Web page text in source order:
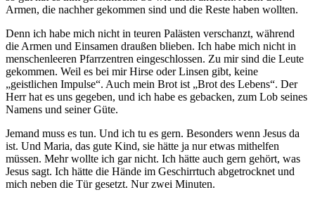
Armen, die nachher gekommen sind und die Reste haben wollten.
Denn ich habe mich nicht in teuren Palästen verschanzt, während
die Armen und Einsamen draußen blieben. Ich habe mich nicht in
menschenleeren Pfarrzentren eingeschlossen. Zu mir sind die Leute
gekommen. Weil es bei mir Hirse oder Linsen gibt, keine
„geistlichen Impulse“. Auch mein Brot ist „Brot des Lebens“. Der
Herr hat es uns gegeben, und ich habe es gebacken, zum Lob seines
Namens und seiner Güte.
Jemand muss es tun. Und ich tu es gern. Besonders wenn Jesus da
ist. Und Maria, das gute Kind, sie hätte ja nur etwas mithelfen
müssen. Mehr wollte ich gar nicht. Ich hätte auch gern gehört, was
Jesus sagt. Ich hätte die Hände im Geschirrtuch abgetrocknet und
mich neben die Tür gesetzt. Nur zwei Minuten.